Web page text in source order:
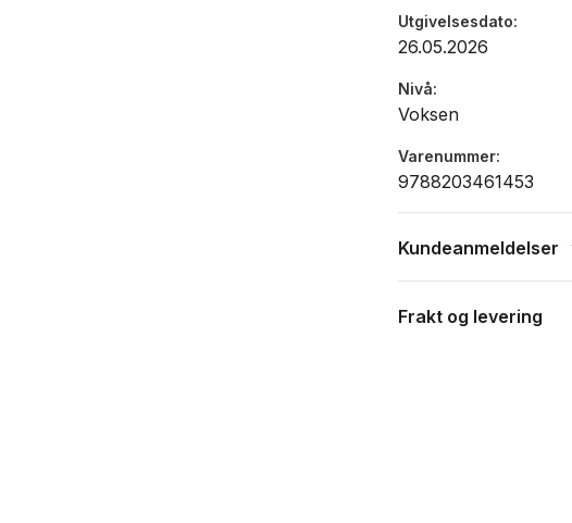
Utgivelsesdato
26.05.2026
Nivå
Voksen
Varenummer
9788203461453
Kundeanmeldelser
Frakt og levering